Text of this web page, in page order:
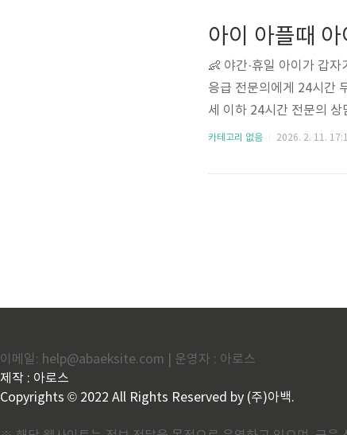
아이 아플때
👶 야간·휴일 아이가 갑
응급 전문의에게 24시간
세 이하 24시간 전문의 상
연계)• 어떤 증상을 상담
본사업 전환: 2027년 예
카테고리 없음 2026. 2. 11.
이메일: help@abaeksite.com | 운영자 : 아로스
제작 : 아로스
Copyrights © 2022 All Rights Reserved by (주)아백.